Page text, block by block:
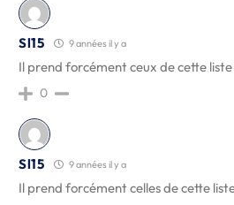
Sl15 9 années il y a
Il prend forcément ceux de cette liste
0
Sl15 9 années il y a
Il prend forcément celles de cette